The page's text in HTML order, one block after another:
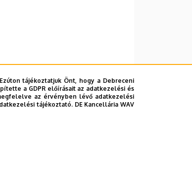
tájékoztatjuk Önt, hogy a Debreceni
a GDPR előírásait az adatkezelési és
az érvényben lévő adatkezelési
tájékoztató. DE Kancellária WAV